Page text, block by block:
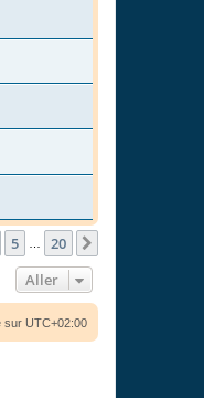
5 20
Aller
sur UTC+02:00